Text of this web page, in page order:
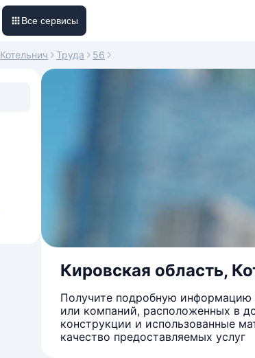
Все сервисы
Котельнич Труда 56
Кировская область,
Получите подробную информацию
или компаний, расположенных в
конструкции и использованные
качество предоставляемых услуг